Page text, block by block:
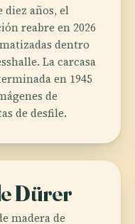
diez años, el
reabre en 2026
dentro
La carcasa
en 1945
de
de desfile.
Dürer
madera de